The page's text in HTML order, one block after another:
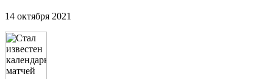
14 октября 2021